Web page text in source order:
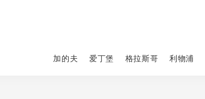
加的夫 爱丁堡 格拉斯哥 利物浦